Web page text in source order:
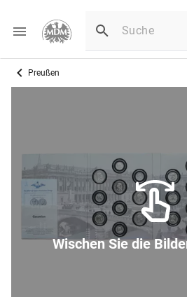
Preußen
Wischen Sie die